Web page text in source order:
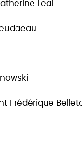
Leal
Frédérique